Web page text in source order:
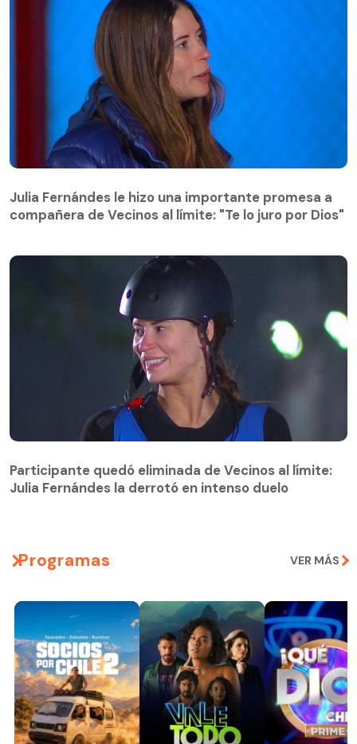
compañera de Vecinos al límite: "Te lo juro por Dios"
Julia Fernándes le hizo una importante promesa a
compañera de Vecinos al límite: "Te lo juro por Dios"
Julia Fernándes la derrotó en intenso duelo
Participante quedó eliminada de Vecinos al límite:
Julia Fernándes la derrotó en intenso duelo
Programas VER MÁS